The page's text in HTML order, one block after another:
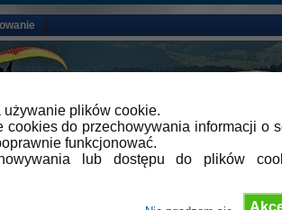
plików cookie.
cookies do przechowywania informacji o
funkcjonować.
lub dostępu do plików